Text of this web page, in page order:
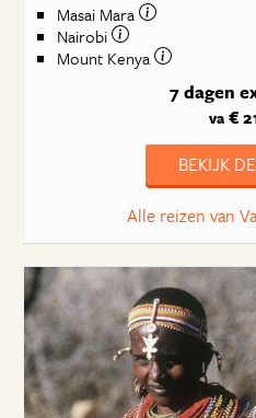
Masai Mara
Nairobi
Mount Kenya
7 dagen
va€
BEKIJK
Alle reizen van